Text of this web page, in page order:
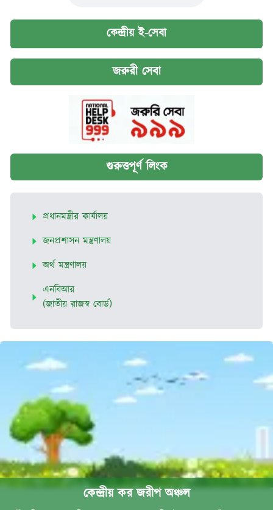
কেন্দ্রীয় ই-সেবা
জরুরী সেবা
গুরুত্তপূর্ণ লিংক
প্রধানমন্ত্রীর কার্যালয়
জনপ্রশাসন মন্ত্রণালয়
অর্থ মন্ত্রণালয়
এনবিআর
(জাতীয় রাজস্ব বোর্ড)
কেন্দ্রীয় কর জরীপ অঞ্চল